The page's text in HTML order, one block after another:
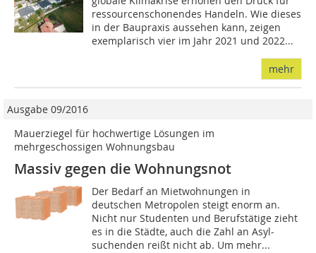
ressourcenschonendes Handeln. Wie dieses
in der Baupraxis aussehen kann, zeigen
exemplarisch vier im Jahr 2021 und 2022...
mehr
Ausgabe 09/2016
Mauerziegel für hochwertige Lösungen im
mehrgeschossigen Wohnungsbau
Massiv gegen die Wohnungsnot
Der Bedarf an Mietwohnungen in
deutschen Metropolen steigt enorm an.
Nicht nur Studenten und Berufstätige zieht
es in die Städte, auch die Zahl an Asyl­
suchenden reißt nicht ab. Um mehr...